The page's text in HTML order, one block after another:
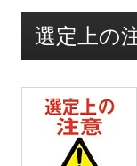
選定上の